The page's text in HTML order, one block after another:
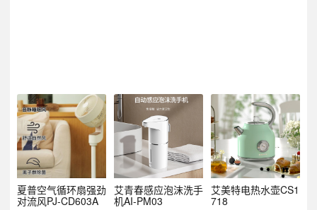
夏普空气循环扇强劲
对流风PJ-CD603A
艾青春感应泡沫洗手
机AI-PM03
艾美特电热水壶CS1
718